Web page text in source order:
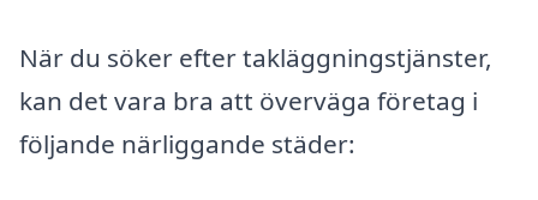
När du söker efter takläggningstjänster,
kan det vara bra att överväga företag i
följande närliggande städer: